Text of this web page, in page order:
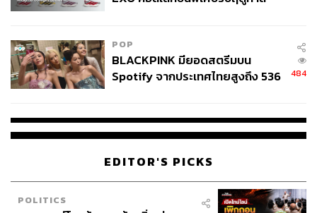
POP
BLACKPINK มียอดสตรีมบน
Spotify จากประเทศไทยสูงถึง 536
484
EDITOR'S PICKS
POLITICS